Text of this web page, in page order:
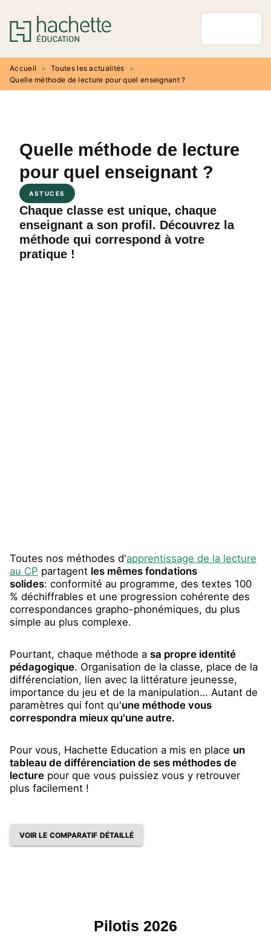
MENU RECHERCHE
PIED DE PAGE
Accueil > Toutes les actualités
>
Quelle méthode de lecture pour quel enseignant ?
Quelle méthode de lecture
pour quel enseignant ?
ASTUCES
Chaque classe est unique, chaque
enseignant a son profil. Découvrez la
méthode qui correspond à votre
pratique !
Toutes nos méthodes d'apprentissage de la lecture
au CP partagent les mêmes fondations
solides: conformité au programme, des textes 100
% déchiffrables et une progression cohérente des
correspondances grapho-phonémiques, du plus
simple au plus complexe.
Pourtant, chaque méthode a sa propre identité
pédagogique. Organisation de la classe, place de la
différenciation, lien avec la littérature jeunesse,
importance du jeu et de la manipulation… Autant de
paramètres qui font qu'une méthode vous
correspondra mieux qu'une autre.
Pour vous, Hachette Education a mis en place un
tableau de différenciation de ses méthodes de
lecture pour que vous puissiez vous y retrouver
plus facilement !
VOIR LE COMPARATIF DÉTAILLÉ
Pilotis 2026